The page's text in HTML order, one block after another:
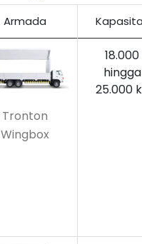
Armada
Tronton
Wingbox
18.000
hingga
25.000